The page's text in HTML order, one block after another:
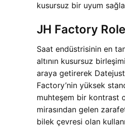
kusursuz bir uyum
JH Factory
Saat endüstrisinin en
altının kusursuz
araya getirerek
Factory’nin yüksek
muhteşem bir kontrast
mirasından gelen
bilek çevresi olan